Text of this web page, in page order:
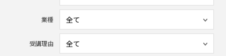
業種
受講理由